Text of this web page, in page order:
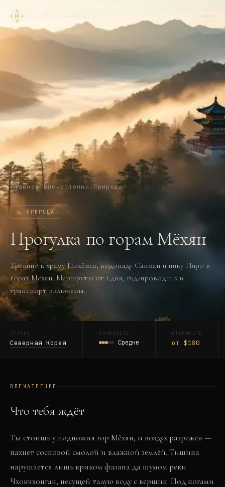
·
Главная/ Впечатления / Природа
🥾 ПРИРОДА
Прогулка по горам Мёхян
Трекинг к храму Похёнса, водопаду Санман и пику Пиро в
горах Мёхян. Маршруты от 1 дня, гид-проводник и
транспорт включены.
СТРАНА
Северная Корея
СЛОЖНОСТЬ
Средне
СТОИМОСТЬ
от $180
ВПЕЧАТЛЕНИЕ
Что тебя ждёт
Ты стоишь у подножия гор Мёхян, и воздух разрежен —
пахнет сосновой смолой и влажной землёй. Тишина
нарушается лишь криком фазана да шумом реки
Чхончхонган, несущей талую воду с вершин. Под ногами